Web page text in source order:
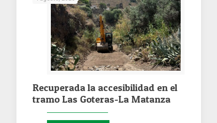
Recuperada la accesibilidad en el
tramo Las Goteras-La Matanza